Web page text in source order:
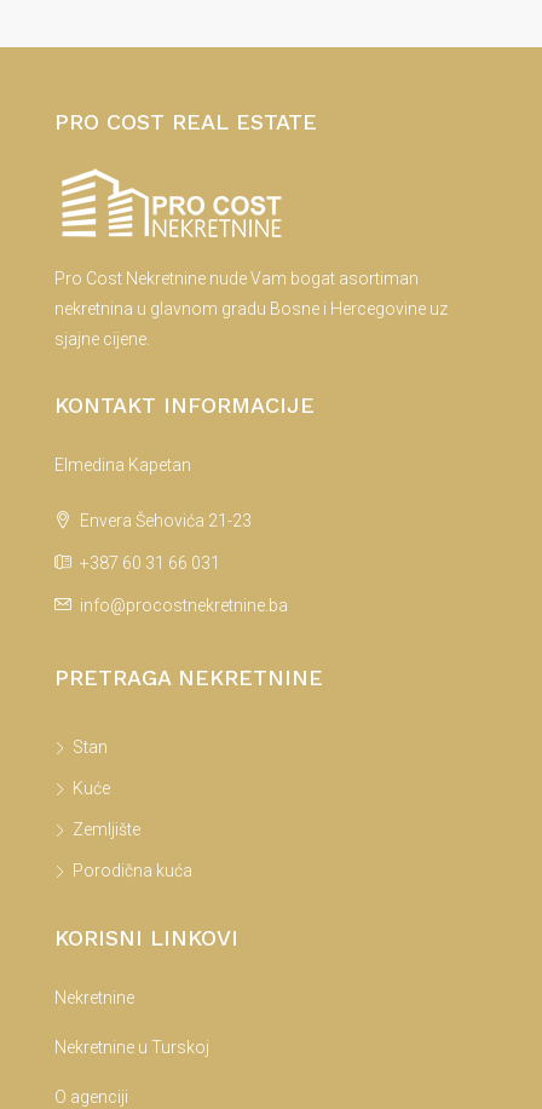
PRO COST REAL ESTATE
Pro Cost Nekretnine nude Vam bogat asortiman
nekretnina u glavnom gradu Bosne i Hercegovine uz
sjajne cijene.
KONTAKT INFORMACIJE
Elmedina Kapetan
Envera Šehovića 21-23
+387 60 31 66 031
info@procostnekretnine.ba
PRETRAGA NEKRETNINE
Stan
Kuće
Zemljište
Porodična kuća
KORISNI LINKOVI
Nekretnine
Nekretnine u Turskoj
O agenciji